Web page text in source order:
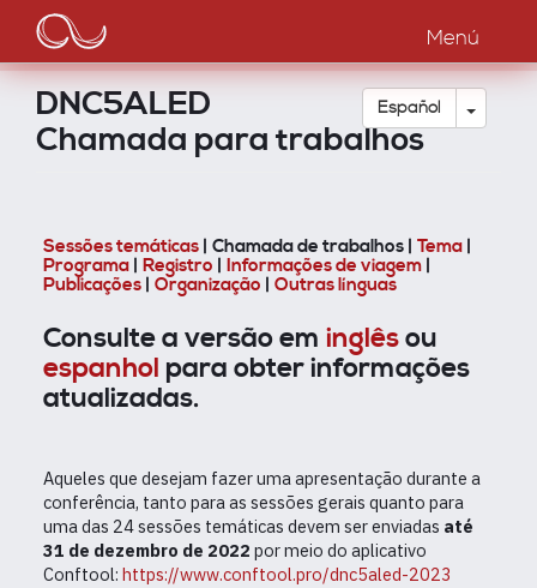
Pasar
contenido
principal
Main
navigation
Menú
Español Toggle
DNC5ALED
Chamada para trabalhos
Sessões temáticas | Chamada de trabalhos | Tema
Programa Registro Informações de viagem
Publicações Organização Outras línguas
Consulte a versão em inglêsou
espanhol para obter informações
atualizadas.
Aqueles que desejam fazer uma apresentação durante a
conferência, tanto para as sessões gerais quanto para
uma das 24 sessões temáticas devem ser enviadas até
31 de dezembro de 2022 por meio do aplicativo
Conftool: https://www.conftool.pro/dnc5aled-2023